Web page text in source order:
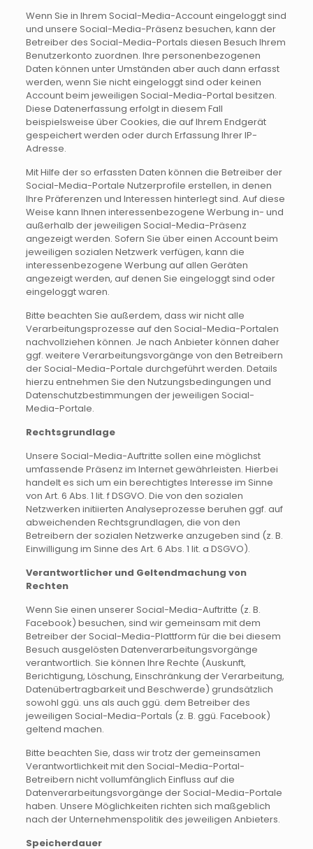
Wenn Sie in Ihrem Social-Media-Account eingeloggt sind
und unsere Social-Media-Präsenz besuchen, kann der
Betreiber des Social-Media-Portals diesen Besuch Ihrem
Benutzerkonto zuordnen. Ihre personenbezogenen
Daten können unter Umständen aber auch dann erfasst
werden, wenn Sie nicht eingeloggt sind oder keinen
Account beim jeweiligen Social-Media-Portal besitzen.
Diese Datenerfassung erfolgt in diesem Fall
beispielsweise über Cookies, die auf Ihrem Endgerät
gespeichert werden oder durch Erfassung Ihrer IP-
Adresse.
Mit Hilfe der so erfassten Daten können die Betreiber der
Social-Media-Portale Nutzerprofile erstellen, in denen
Ihre Präferenzen und Interessen hinterlegt sind. Auf diese
Weise kann Ihnen interessenbezogene Werbung in- und
außerhalb der jeweiligen Social-Media-Präsenz
angezeigt werden. Sofern Sie über einen Account beim
jeweiligen sozialen Netzwerk verfügen, kann die
interessenbezogene Werbung auf allen Geräten
angezeigt werden, auf denen Sie eingeloggt sind oder
eingeloggt waren.
Bitte beachten Sie außerdem, dass wir nicht alle
Verarbeitungsprozesse auf den Social-Media-Portalen
nachvollziehen können. Je nach Anbieter können daher
ggf. weitere Verarbeitungsvorgänge von den Betreibern
der Social-Media-Portale durchgeführt werden. Details
hierzu entnehmen Sie den Nutzungsbedingungen und
Datenschutzbestimmungen der jeweiligen Social-
Media-Portale.
Rechtsgrundlage
Unsere Social-Media-Auftritte sollen eine möglichst
umfassende Präsenz im Internet gewährleisten. Hierbei
handelt es sich um ein berechtigtes Interesse im Sinne
von Art. 6 Abs. 1 lit. f DSGVO. Die von den sozialen
Netzwerken initiierten Analyseprozesse beruhen ggf. auf
abweichenden Rechtsgrundlagen, die von den
Betreibern der sozialen Netzwerke anzugeben sind (z. B.
Einwilligung im Sinne des Art. 6 Abs. 1 lit. a DSGVO).
Verantwortlicher und Geltendmachung von
Rechten
Wenn Sie einen unserer Social-Media-Auftritte (z. B.
Facebook) besuchen, sind wir gemeinsam mit dem
Betreiber der Social-Media-Plattform für die bei diesem
Besuch ausgelösten Datenverarbeitungsvorgänge
verantwortlich. Sie können Ihre Rechte (Auskunft,
Berichtigung, Löschung, Einschränkung der Verarbeitung,
Datenübertragbarkeit und Beschwerde) grundsätzlich
sowohl ggü. uns als auch ggü. dem Betreiber des
jeweiligen Social-Media-Portals (z. B. ggü. Facebook)
geltend machen.
Bitte beachten Sie, dass wir trotz der gemeinsamen
Verantwortlichkeit mit den Social-Media-Portal-
Betreibern nicht vollumfänglich Einfluss auf die
Datenverarbeitungsvorgänge der Social-Media-Portale
haben. Unsere Möglichkeiten richten sich maßgeblich
nach der Unternehmenspolitik des jeweiligen Anbieters.
Speicherdauer